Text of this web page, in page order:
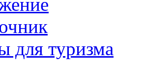
для туризма